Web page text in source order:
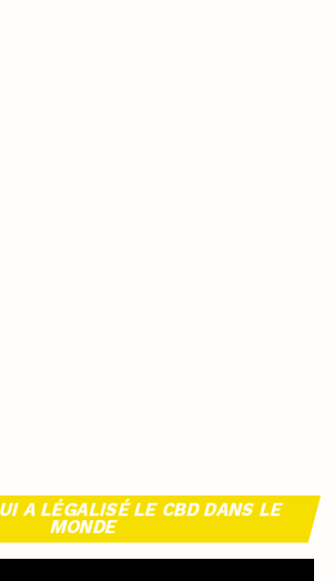
A LÉGALISÉ LE CBD DANS LE
MONDE